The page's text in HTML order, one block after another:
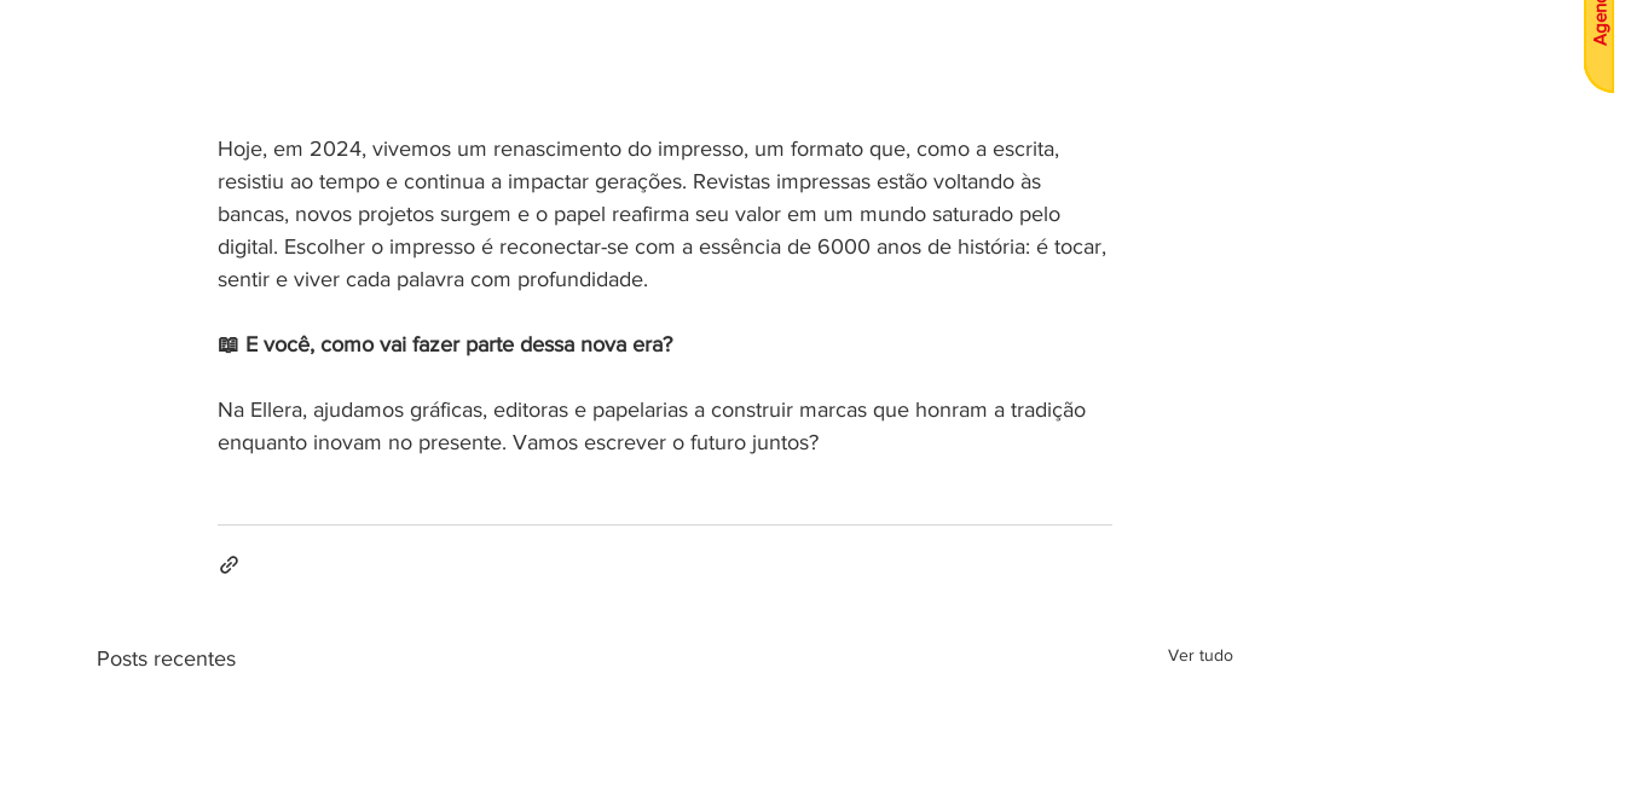
Hoje, em 2024, vivemos um renascimento do impresso, um formato que, como a escrita,
resistiu ao tempo e continua a impactar gerações. Revistas impressas estão voltando às
bancas, novos projetos surgem e o papel reafirma seu valor em um mundo saturado pelo
digital. Escolher o impresso é reconectar-se com a essência de 6000 anos de história: é tocar,
sentir e viver cada palavra com profundidade.
📖 E você, como vai fazer parte dessa nova era?
Na Ellera, ajudamos gráficas, editoras e papelarias a construir marcas que honram a tradição
enquanto inovam no presente. Vamos escrever o futuro juntos?
Posts recentes Ver tudo